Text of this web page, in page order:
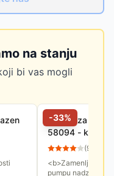
na stanju
bi vas mogli
-33%
Uložak za
58094 -
(9
<b>Zamenljivi
pumpu nadzemnih